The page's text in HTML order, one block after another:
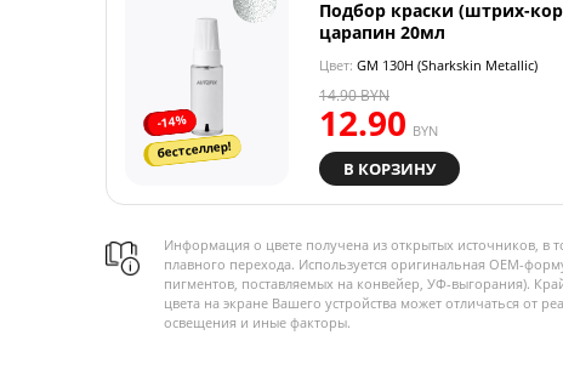
-14%
бестселлер!
Подбор краски (штрих-
царапин 20мл
Цвет: GM 130H (Sharkskin Metallic)
12.90 BYN
14.90BYN
В КОРЗИНУ
Информация о цвете получена из открытых источников, в
плавного перехода. Используется оригинальная OEM-
пигментов, поставляемых на конвейер, УФ-выгорания).
цвета на экране Вашего устройства может отличаться от
освещения и иные факторы.